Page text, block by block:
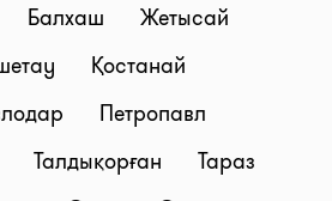
дәрі-дәрмекті тез жеткізу
“Сатып алу” түймесі
салып, “Дәріхананы таңдау”
ресімдеңіз, содан соң
дәрі-дәрмектерді үйге немесе
Балхаш
Жетысай
Қостанай
Петропавл
Талдықорған
Тараз